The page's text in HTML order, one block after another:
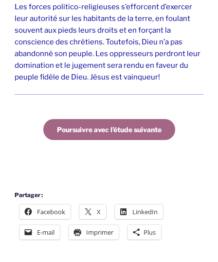
Les forces politico-religieuses s’efforcent d’exercer
leur autorité sur les habitants de la terre, en foulant
souvent aux pieds leurs droits et en forçant la
conscience des chrétiens. Toutefois, Dieu n’a pas
abandonné son peuple. Les oppresseurs perdront leur
domination et le jugement sera rendu en faveur du
peuple fidèle de Dieu. Jésus est vainqueur!
Poursuivre avec l’étude suivante
Partager :
Facebook X LinkedIn
E-mail Imprimer Plus